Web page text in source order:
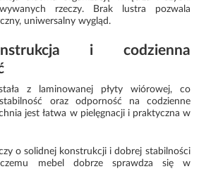
rzeczy. Brak lustra pozwala
uniwersalny wygląd.
i codzienna
z laminowanej płyty wiórowej, co
oraz odporność na codzienne
jest łatwa w pielęgnacji i praktyczna w
o solidnej konstrukcji i dobrej stabilności
mebel dobrze sprawdza się w